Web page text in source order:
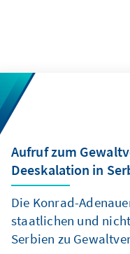
Aufruf zum
Deeskalation in
Die Konrad-
staatlichen und
Serbien zu